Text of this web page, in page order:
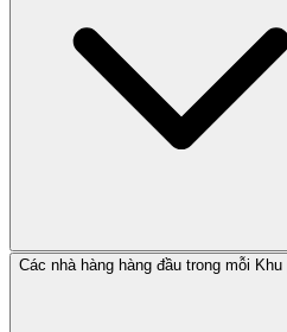
Các nhà hàng hàng đầu trong mỗi Khu